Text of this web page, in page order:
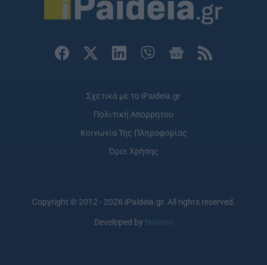
Σχετικά με το iPaideia.gr
Πολιτική Απορρήτου
Κοινωνία Της Πληροφορίας
Όροι Χρήσης
Copyright © 2012 - 2026 iPaideia.gr. All rights reserved.
Developed by